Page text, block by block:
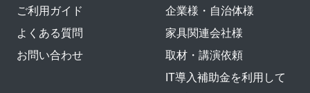
ご利用ガイド
よくある質問
お問い合わせ
企業様・自治体様
家具関連会社様
取材・講演依頼
IT導入補助金を利用して